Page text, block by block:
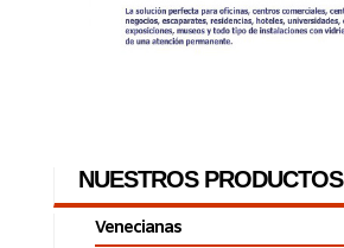
NUESTROS PRODUCTOS
Venecianas